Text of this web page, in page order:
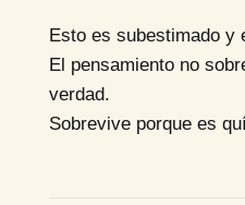
Esto es subestimado y
El pensamiento no
verdad.
Sobrevive porque es